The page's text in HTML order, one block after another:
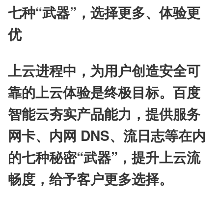
七种“武器”，选择更多、体验更
优
上云进程中，为用户创造安全可
靠的上云体验是终极目标。百度
智能云夯实产品能力，提供服务
网卡、内网 DNS、流日志等在内
的七种秘密“武器”，提升上云流
畅度，给予客户更多选择。